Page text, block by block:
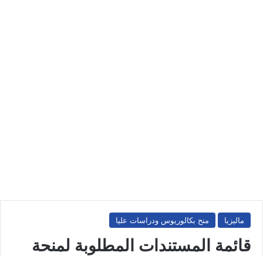
ماليزيا منح بكالوريوس ودراسات عليا
قائمة المستندات المطلوبة لمنحة